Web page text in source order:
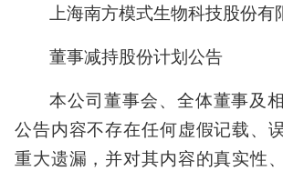
上海南方模式生物科技股份有
董事减持股份计划公告
本公司董事会、全体董事及
公告内容不存在任何虚假记载、
重大遗漏，并对其内容的真实性